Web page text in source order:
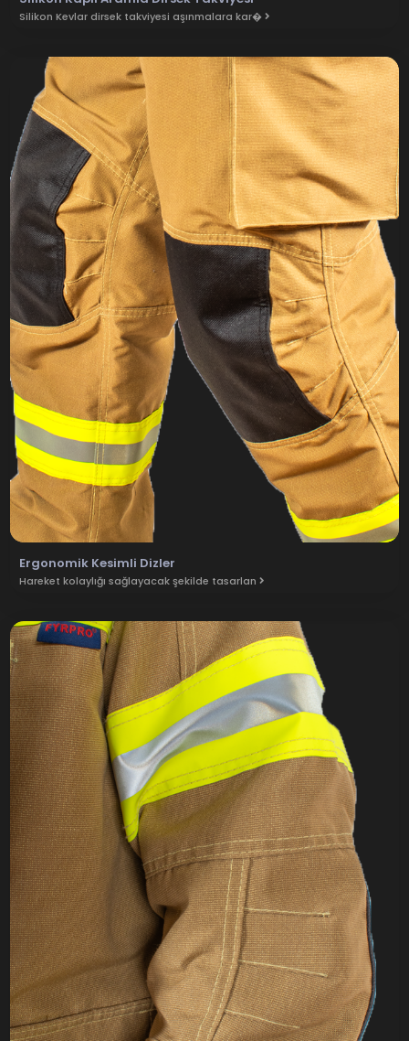
Silikon Kevlar dirsek takviyesi aşınmalara kar�
Ergonomik Kesimli Dizler
Hareket kolaylığı sağlayacak şekilde tasarlan